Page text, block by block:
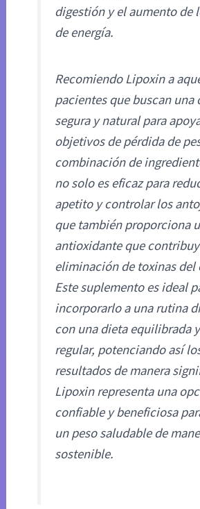
digestión y el aumento de
de energía.
Recomiendo Lipoxin a
pacientes que buscan una
segura y natural para
objetivos de pérdida de
combinación de
no solo es eficaz para
apetito y controlar los
que también proporciona
antioxidante que
eliminación de toxinas del
Este suplemento es ideal
incorporarlo a una rutina
con una dieta equilibrada
regular, potenciando así
resultados de manera
Lipoxin representa una
confiable y beneficiosa
un peso saludable de
sostenible.